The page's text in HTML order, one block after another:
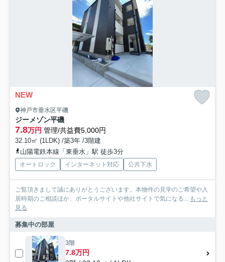
NEW
神戸市垂水区平磯
ジーメゾン平磯
7.8万円 管理/共益費5,000円
32.10㎡ (1LDK) /築3年 /3階建
山陽電鉄本線「東垂水」駅 徒歩3分
オートロック インターネット対応 公共下水
ご覧頂きまして誠にありがとうございます。本物件の見学のご希望や入
居時期のご相談ほか、ポータルサイトや他社サイトで気になる... もっと
見る
募集中の部屋
3階
7.8万円